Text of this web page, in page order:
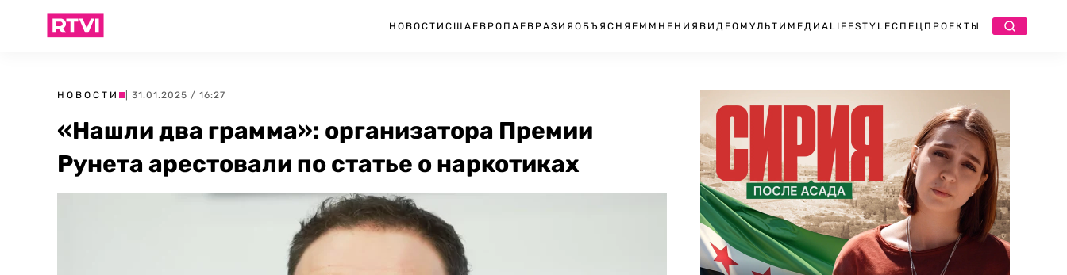
НОВОСТИ США ЕВРОПА ЕВРАЗИЯ ОБЪЯСНЯЕМ МНЕНИЯ ВИДЕО МУЛЬТИМЕДИА LIFESTYLEСПЕЦПРОЕКТЫ
НОВОСТИ | 31.01.2025 / 16:27
«Нашли два грамма»: организатора Премии
Рунета арестовали по статье о наркотиках